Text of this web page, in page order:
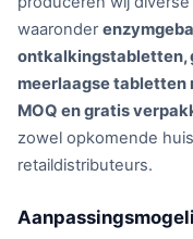
waaronder
ontkalkingstabletten,
meerlaagse tabletten
MOQ en gratis
zowel opkomende
retaildistributeurs.